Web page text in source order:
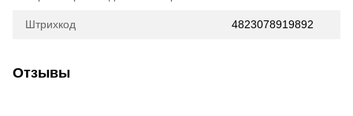
Штрихкод 4823078919892
Отзывы